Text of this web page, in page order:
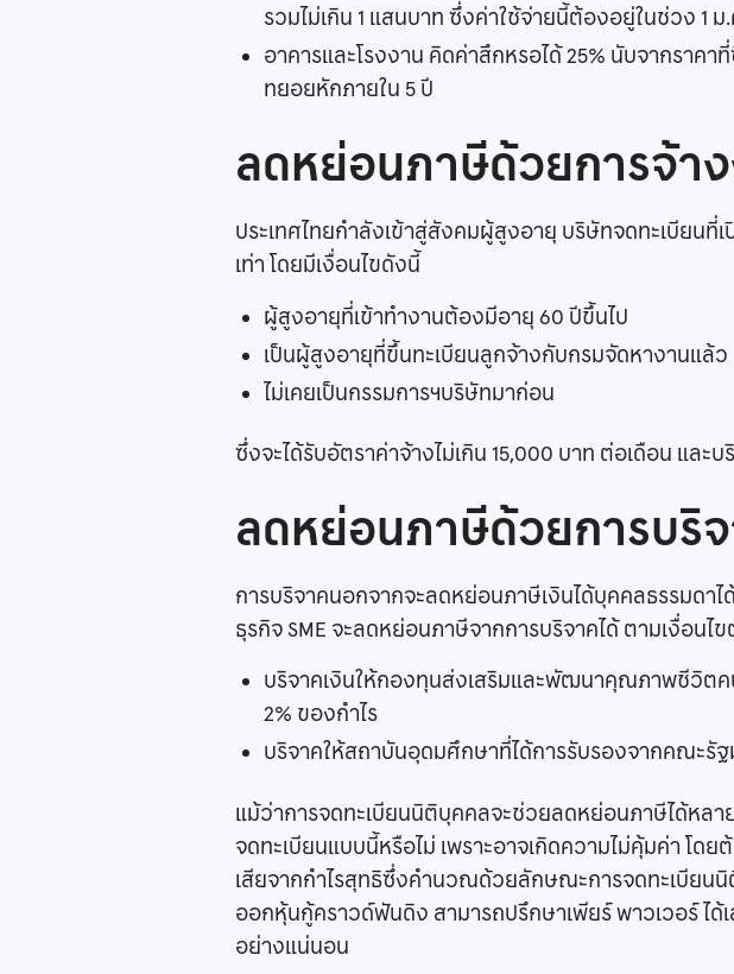
รวมไม่เกิน 1 แสนบาท ซึ่งค่าใช้จ่ายนี้ต้องอยู่ในช่วง 1 ม.
อาคารและโรงงาน คิดค่าสึกหรอได้ 25% นับจากราค
ทยอยหักภายใน 5 ปี
ลดหย่อนภาษีด้วยการจ้า
ประเทศไทยกำลังเข้าสู่สังคมผู้สูงอายุ บริษัทจดทะเบียนที่
เท่า โดยมีเงื่อนไขดังนี้
ผู้สูงอายุที่เข้าทำงานต้องมีอายุ 60 ปีขึ้นไป
เป็นผู้สูงอายุที่ขึ้นทะเบียนลูกจ้างกับกรมจัดหางานแล้ว
ไม่เคยเป็นกรรมการฯบริษัทมาก่อน
ซึ่งจะได้รับอัตราค่าจ้างไม่เกิน 15,000 บาท ต่อเดือน แล
ลดหย่อนภาษีด้วยการบริ
การบริจาคนอกจากจะลดหย่อนภาษีเงินได้บุคคลธรรมดา
ธุรกิจ SME จะลดหย่อนภาษีจากการบริจาคได้ ตามเงื่อนไข
บริจาคเงินให้กองทุนส่งเสริมและพัฒนาคุณภาพชีวิตค
2% ของกำไร
บริจาคให้สถาบันอุดมศึกษาที่ได้การรับรองจากคณะรั
แม้ว่าการจดทะเบียนนิติบุคคลจะช่วยลดหย่อนภาษีได้หล
จดทะเบียนแบบนี้หรือไม่ เพราะอาจเกิดความไม่คุ้มค่า โ
เสียจากกำไรสุทธิซึ่งคำนวณด้วยลักษณะการจดทะเบียน
ออกหุ้นกู้คราวด์ฟันดิง สามารถปรึกษาเพียร์ พาวเวอร์ ได้
อย่างแน่นอน